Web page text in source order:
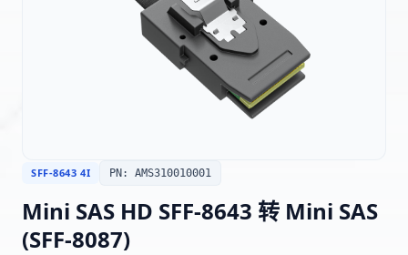
Türkçe
日本語
ไทย Tiếng Việt
SFF-8643 4I PN: AMS310010001
Mini SAS HD SFF-8643 转 Mini SAS
(SFF-8087)